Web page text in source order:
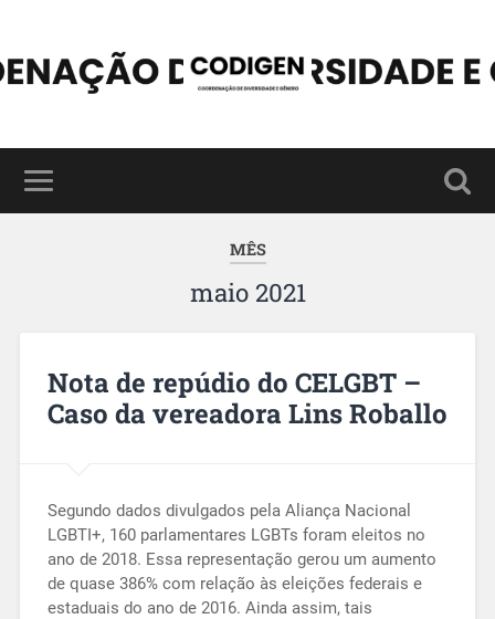
MÊS
maio 2021
Nota de repúdio do CELGBT –
Caso da vereadora Lins Roballo
Segundo dados divulgados pela Aliança Nacional
LGBTI+, 160 parlamentares LGBTs foram eleitos no
ano de 2018. Essa representação gerou um aumento
de quase 386% com relação às eleições federais e
estaduais do ano de 2016. Ainda assim, tais